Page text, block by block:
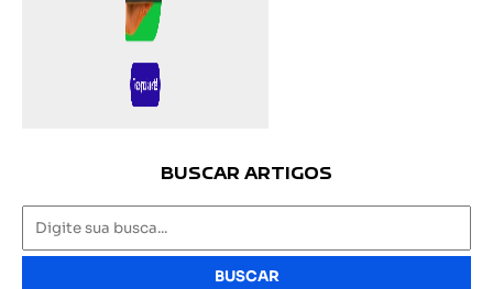
BUSCAR ARTIGOS
BUSCAR